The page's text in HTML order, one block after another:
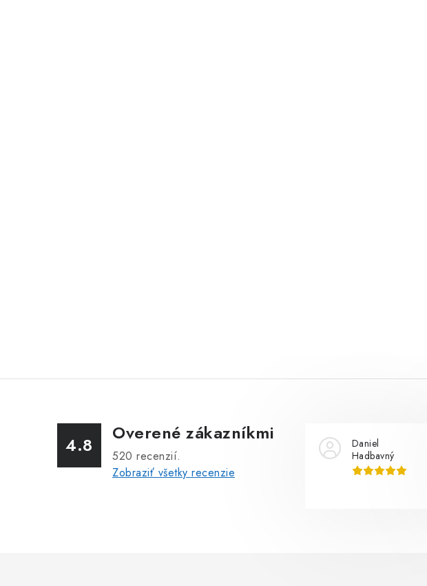
4.8
Overené zákazníkmi
520 recenzií.
Zobraziť všetky recenzie
Daniel
Hadbavný